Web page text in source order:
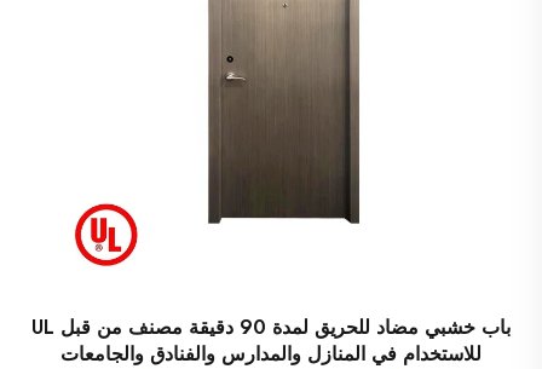
باب خشبي مضاد للحريق لمدة 90 دقيقة مصنف من قبل UL
للاستخدام في المنازل والمدارس والفنادق والجامعات